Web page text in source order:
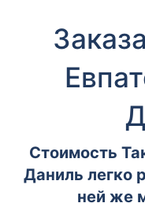
Стоимость
Даниль легко
ней же